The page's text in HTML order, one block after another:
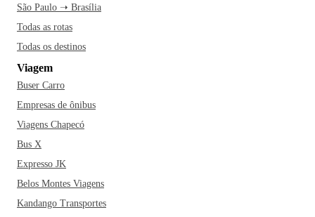
São Paulo ➝ Brasília
Todas as rotas
Todas os destinos
Viagem
Buser Carro
Empresas de ônibus
Viagens Chapecó
Bus X
Expresso JK
Belos Montes Viagens
Kandango Transportes